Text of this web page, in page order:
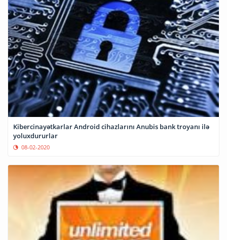
Kibercinayətkarlar Android cihazlarını Anubis bank troyanı ilə
yoluxdururlar
08-02-2020